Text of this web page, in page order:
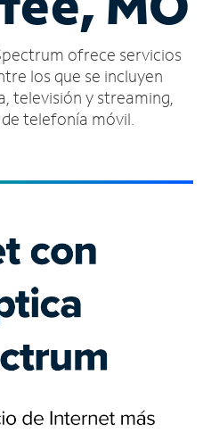
ofrece servicios
los que se incluyen
televisión y streaming,
telefonía móvil.